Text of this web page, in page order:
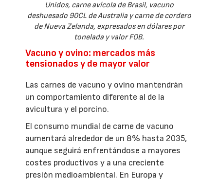
Unidos, carne avícola de Brasil, vacuno
deshuesado 90CL de Australia y carne de cordero
de Nueva Zelanda, expresados en dólares por
tonelada y valor FOB.
Vacuno y ovino: mercados más
tensionados y de mayor valor
Las carnes de vacuno y ovino mantendrán
un comportamiento diferente al de la
avicultura y el porcino.
El consumo mundial de carne de vacuno
aumentará alrededor de un 8% hasta 2035,
aunque seguirá enfrentándose a mayores
costes productivos y a una creciente
presión medioambiental. En Europa y